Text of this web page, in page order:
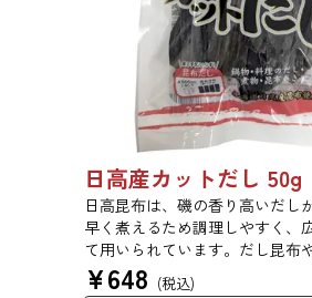
日高産カットだし
日高昆布は、磯の香り高いだし
早く煮えるため調理しやすく、
て用いられています。だし昆布
ん、佃煮、煮締め等に最適です。
¥648 (税込)